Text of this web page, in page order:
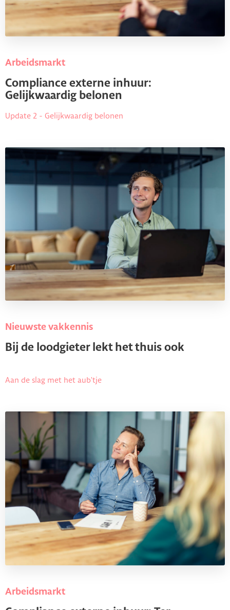
Arbeidsmarkt
Compliance externe inhuur:
Gelijkwaardig belonen
Update 2 - Gelijkwaardig belonen
Nieuwste vakkennis
Bij de loodgieter lekt het thuis ook
Aan de slag met het aub'tje
Arbeidsmarkt